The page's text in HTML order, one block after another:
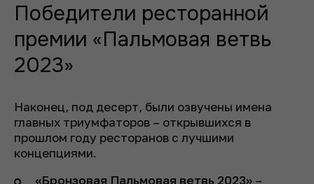
Победители ресторанной
премии «Пальмовая ветвь
2023»
Наконец, под десерт, были озвучены имена
главных триумфаторов – открывшихся в
прошлом году ресторанов с лучшими
концепциями.
«Бронзовая Пальмовая ветвь 2023» –